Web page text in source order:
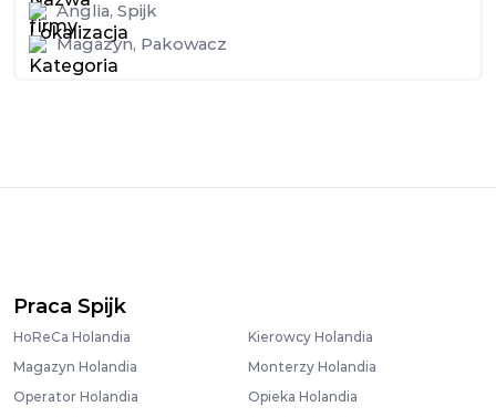
Anglia, Spijk
Magazyn, Pakowacz
Praca Spijk
HoReCa Holandia
Kierowcy Holandia
Magazyn Holandia
Monterzy Holandia
Operator Holandia
Opieka Holandia